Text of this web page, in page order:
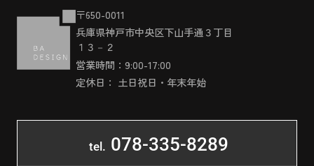
〒650-0011
兵庫県神戸市中央区下山手通３丁目
１３－２
営業時間：9:00-17:00
定休日： 土日祝日・年末年始
tel. 078-335-8289